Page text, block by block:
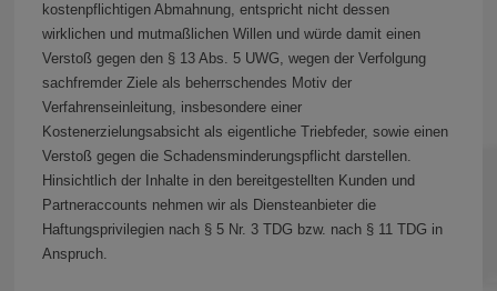
kostenpflichtigen Abmahnung, entspricht nicht dessen
wirklichen und mutmaßlichen Willen und würde damit einen
Verstoß gegen den § 13 Abs. 5 UWG, wegen der Verfolgung
sachfremder Ziele als beherrschendes Motiv der
Verfahrenseinleitung, insbesondere einer
Kostenerzielungsabsicht als eigentliche Triebfeder, sowie einen
Verstoß gegen die Schadensminderungspflicht darstellen.
Hinsichtlich der Inhalte in den bereitgestellten Kunden und
Partneraccounts nehmen wir als Diensteanbieter die
Haftungsprivilegien nach § 5 Nr. 3 TDG bzw. nach § 11 TDG in
Anspruch.